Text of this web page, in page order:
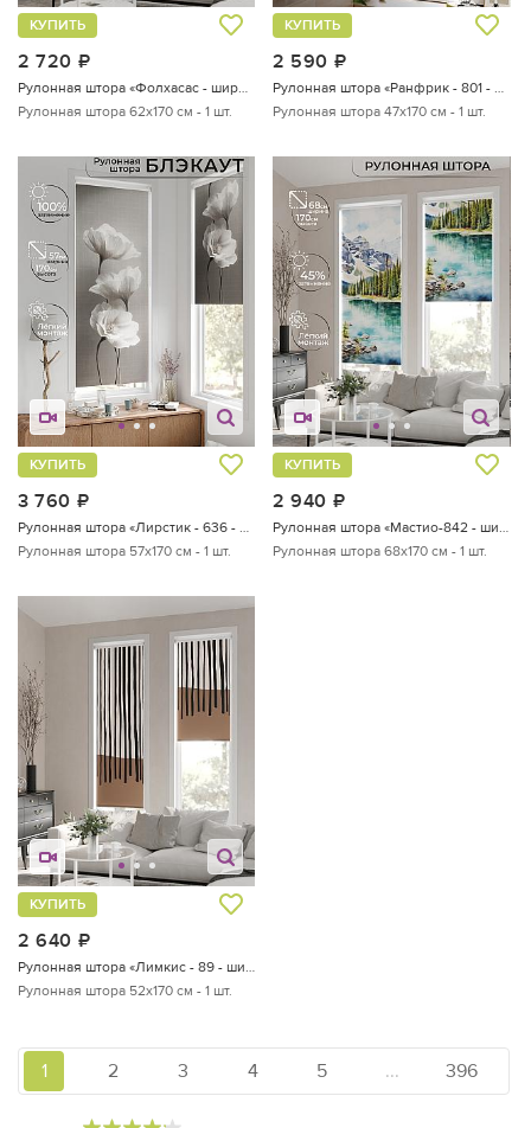
2 720
КУПИТЬ
Рулонная штора «Фолхасас - ширина 62 см»
Рулонная штора 62х170 см - 1 шт.
2 590
КУПИТЬ
Рулонная штора «Ранфрик - 801 - ширина 47 см»
Рулонная штора 47х170 см - 1 шт.
3 760
КУПИТЬ
Рулонная штора «Лирстик - 636 - 57 см»
Рулонная штора 57х170 см - 1 шт.
2 940
КУПИТЬ
Рулонная штора «Мастио-842 - ширина 68 см, длина 170 см.»
Рулонная штора 68х170 см - 1 шт.
2 640
КУПИТЬ
Рулонная штора «Лимкис - 89 - ширина 52 см»
Рулонная штора 52х170 см - 1 шт.
1 2 3 4 5 ... 396